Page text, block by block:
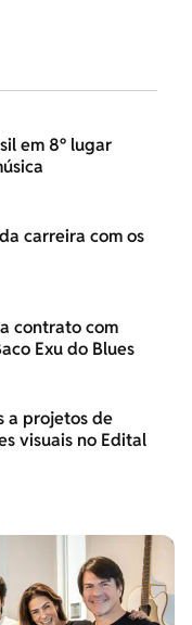
em 8º lugar
carreira com os
contrato com
Exu do Blues
a projetos de
visuais no Edital